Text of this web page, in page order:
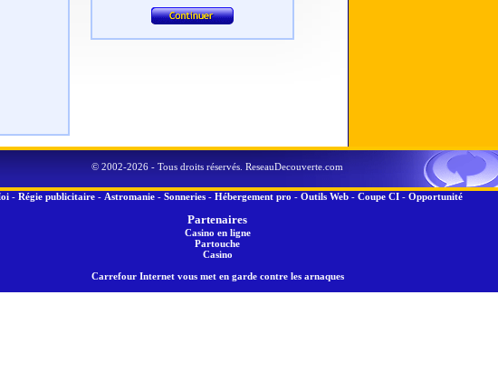
© 2002-2026 - Tous droits réservés. ReseauDecouverte.com
- Régie publicitaire - Astromanie - Sonneries - Hébergement pro - Outils Web - Coupe CI - Opportunité
Partenaires
Casino en ligne
Partouche
Casino
Carrefour Internet vous met en garde contre les arnaques